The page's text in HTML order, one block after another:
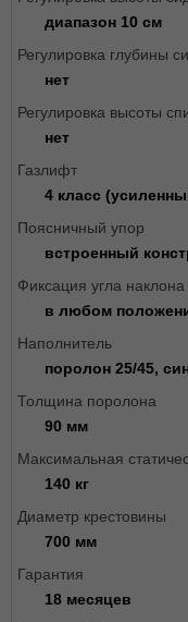
диапазон 10 см
Регулировка глубины
нет
Регулировка высоты
нет
Газлифт
4 класс
Поясничный упор
встроенный
Фиксация угла наклона
в любом
Наполнитель
поролон 25/45,
Толщина поролона
90 мм
Максимальная
140 кг
Диаметр крестовины
700 мм
Гарантия
18 месяцев